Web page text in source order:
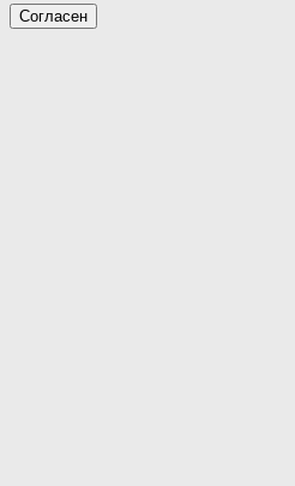
Согласен